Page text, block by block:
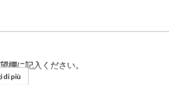
欄に記入ください。
di più